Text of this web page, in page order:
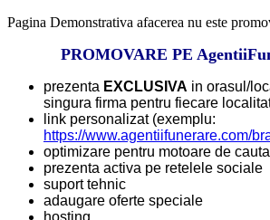
Pagina Demonstrativa afacerea nu este
PROMOVARE PE
prezenta EXCLUSIVA in orasul/
singura firma pentru fiecare
link personalizat (exemplu:
https://www.agentiifunerare.com/
optimizare pentru motoare de
prezenta activa pe retelele sociale
suport tehnic
adaugare oferte speciale
hosting